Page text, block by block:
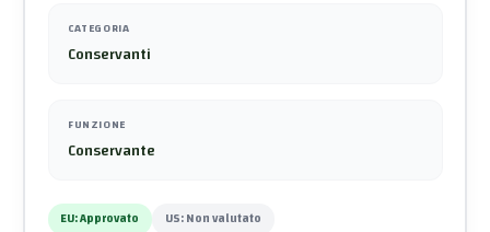
CATEGORIA
Conservanti
FUNZIONE
Conservante
EU:Approvato US:Non valutato